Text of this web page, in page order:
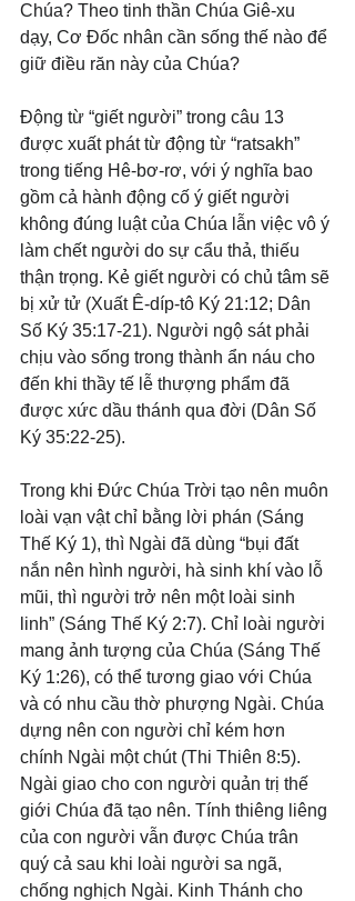
Chúa? Theo tinh thần Chúa Giê-xu
dạy, Cơ Đốc nhân cần sống thế nào để
giữ điều răn này của Chúa?
Động từ “giết người” trong câu 13
được xuất phát từ động từ “ratsakh”
trong tiếng Hê-bơ-rơ, với ý nghĩa bao
gồm cả hành động cố ý giết người
không đúng luật của Chúa lẫn việc vô ý
làm chết người do sự cẩu thả, thiếu
thận trọng. Kẻ giết người có chủ tâm sẽ
bị xử tử (Xuất Ê-díp-tô Ký 21:12; Dân
Số Ký 35:17-21). Người ngộ sát phải
chịu vào sống trong thành ẩn náu cho
đến khi thầy tế lễ thượng phẩm đã
được xức dầu thánh qua đời (Dân Số
Ký 35:22-25).
Trong khi Đức Chúa Trời tạo nên muôn
loài vạn vật chỉ bằng lời phán (Sáng
Thế Ký 1), thì Ngài đã dùng “bụi đất
nắn nên hình người, hà sinh khí vào lỗ
mũi, thì người trở nên một loài sinh
linh” (Sáng Thế Ký 2:7). Chỉ loài người
mang ảnh tượng của Chúa (Sáng Thế
Ký 1:26), có thể tương giao với Chúa
và có nhu cầu thờ phượng Ngài. Chúa
dựng nên con người chỉ kém hơn
chính Ngài một chút (Thi Thiên 8:5).
Ngài giao cho con người quản trị thế
giới Chúa đã tạo nên. Tính thiêng liêng
của con người vẫn được Chúa trân
quý cả sau khi loài người sa ngã,
chống nghịch Ngài. Kinh Thánh cho